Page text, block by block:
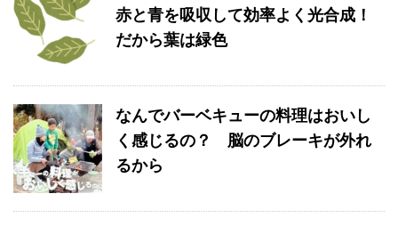
赤と青を吸収して効率よく光合成！
だから葉は緑色
なんでバーベキューの料理はおいし
く感じるの？ 脳のブレーキが外れ
るから